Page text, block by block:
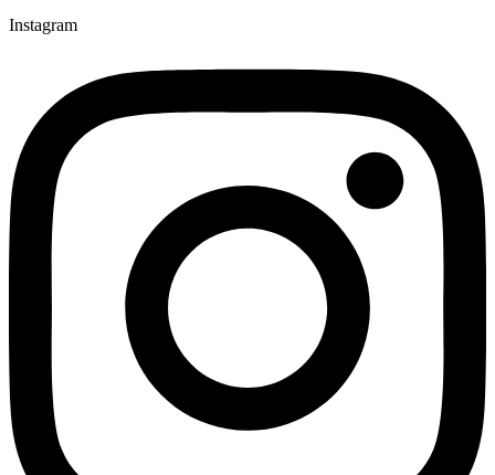
Instagram